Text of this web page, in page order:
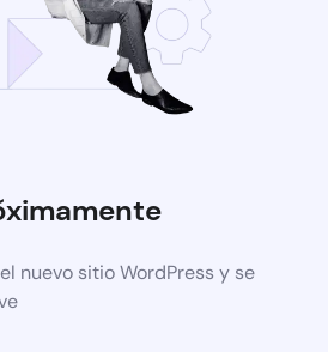
nuevo sitio WordPress y se